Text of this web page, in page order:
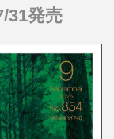
31発売